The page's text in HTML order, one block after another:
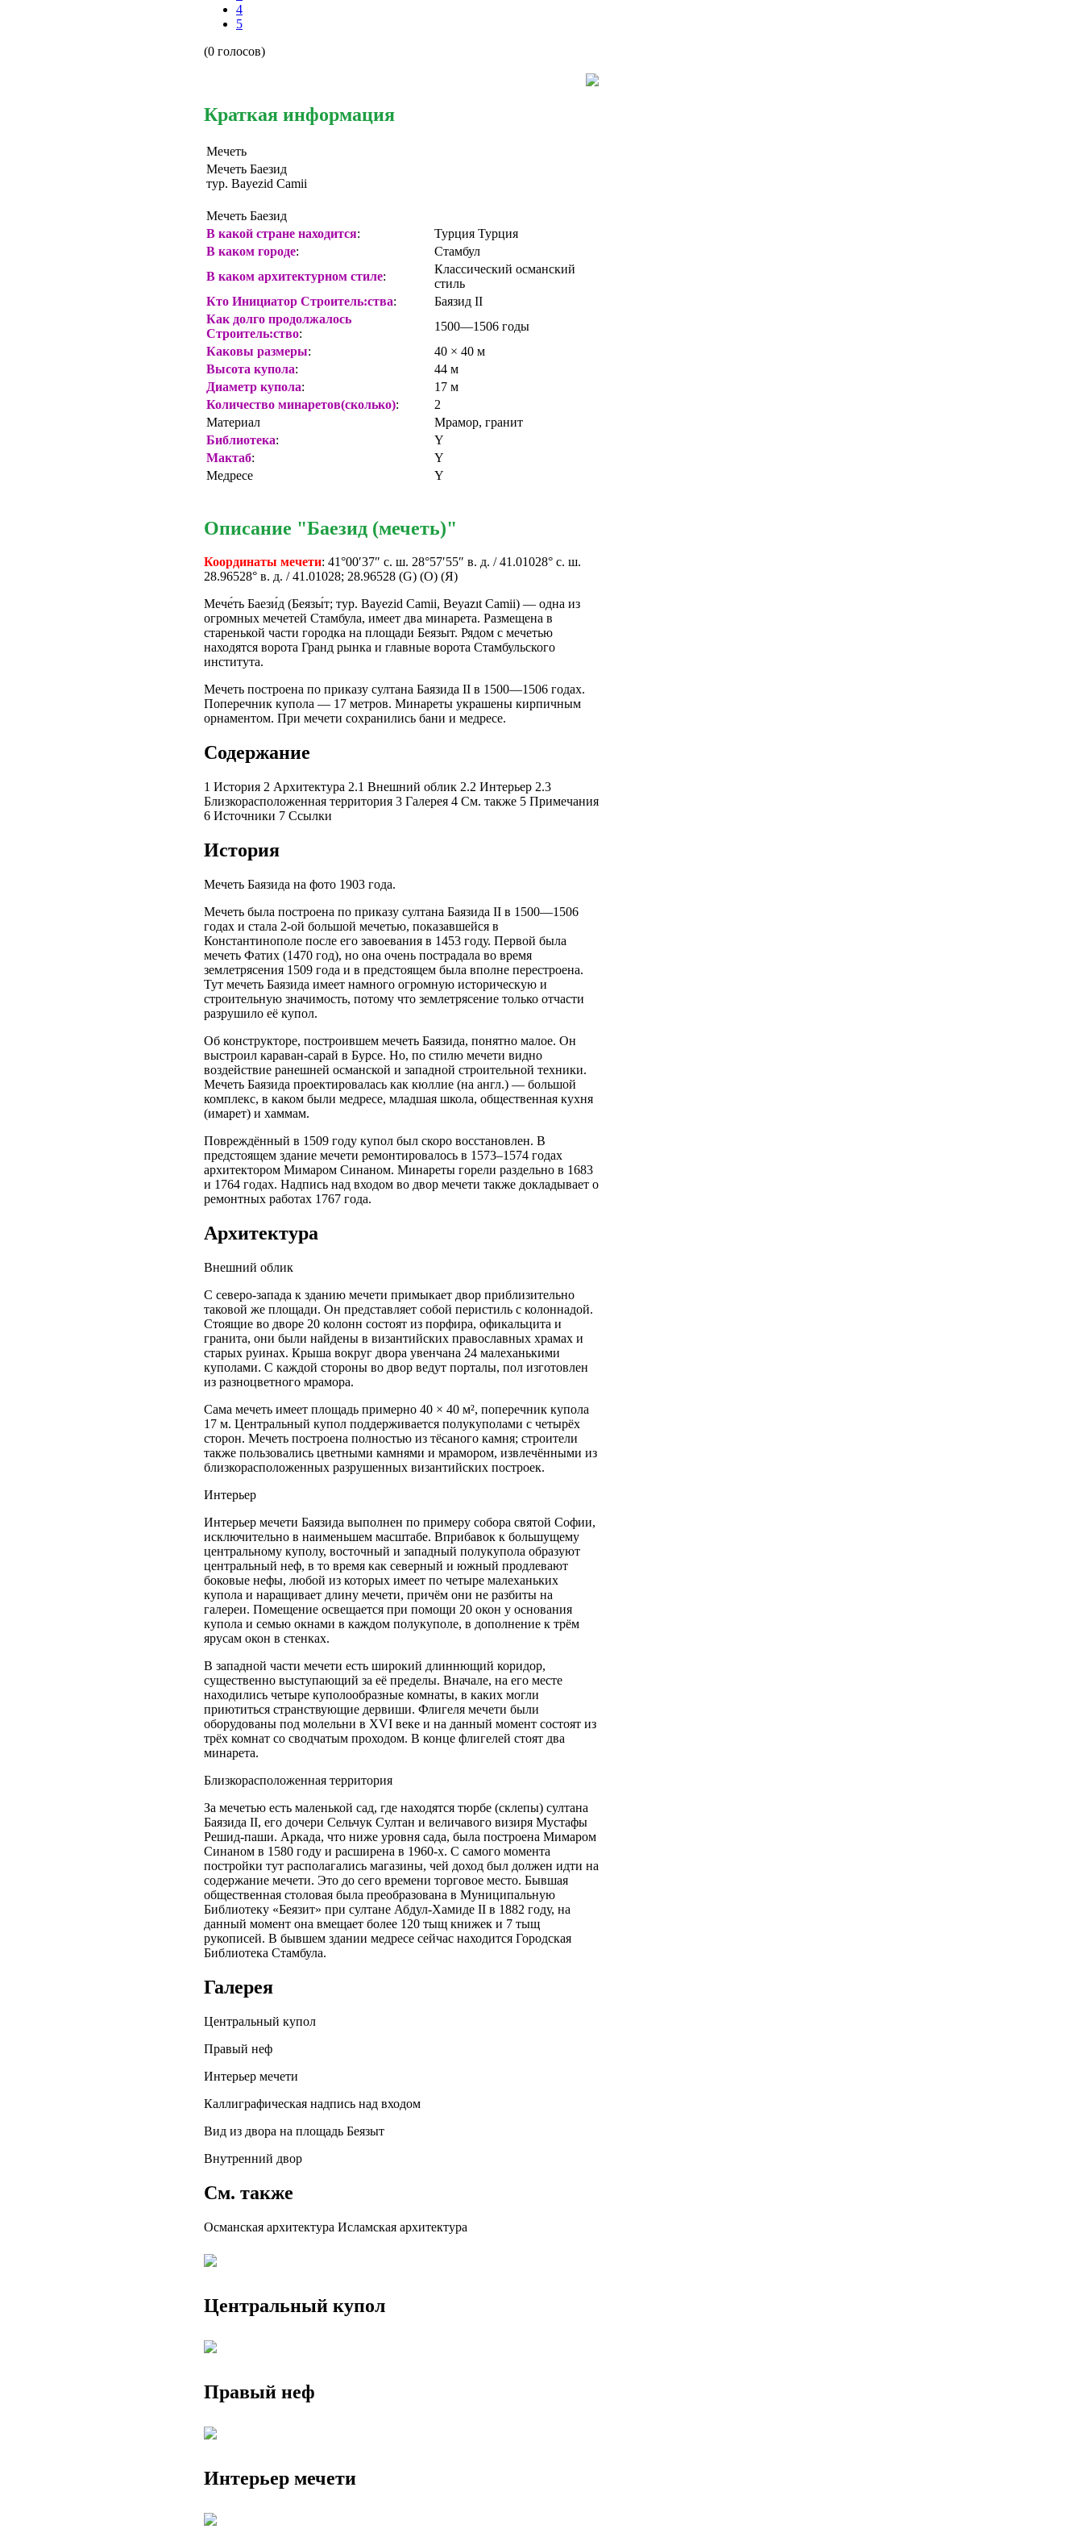
4
5
(0 голосов)
Краткая информация
Мечеть
Мечеть Баезид
тур. Bayezid Camii
Мечеть Баезид
В какой стране находится:
Турция Турция
В каком городе:
Стамбул
В каком архитектурном стиле:
Классический османский
стиль
Кто Инициатор Строитель:ства:
Баязид II
Как долго продолжалось
Строитель:ство:
1500—1506 годы
Каковы размеры:
40 × 40 м
Высота купола:
44 м
Диаметр купола:
17 м
Количество минаретов(сколько):
2
Материал
Мрамор, гранит
Библиотека:
Y
Мактаб:
Y
Медресе
Y
Описание "Баезид (мечеть)"
Координаты мечети: 41°00′37″ с. ш. 28°57′55″ в. д. / 41.01028° с. ш.
28.96528° в. д. / 41.01028; 28.96528 (G) (O) (Я)
Мече́ть Баези́д (Беязы́т; тур. Bayezid Camii, Beyazıt Camii) — одна из
огромных мечетей Стамбула, имеет два минарета. Размещена в
старенькой части городка на площади Беязыт. Рядом с мечетью
находятся ворота Гранд рынка и главные ворота Стамбульского
института.
Мечеть построена по приказу султана Баязида II в 1500—1506 годах.
Поперечник купола — 17 метров. Минареты украшены кирпичным
орнаментом. При мечети сохранились бани и медресе.
Содержание
1 История 2 Архитектура 2.1 Внешний облик 2.2 Интерьер 2.3
Близкорасположенная территория 3 Галерея 4 См. также 5 Примечания
6 Источники 7 Ссылки
История
Мечеть Баязида на фото 1903 года.
Мечеть была построена по приказу султана Баязида II в 1500—1506
годах и стала 2-ой большой мечетью, показавшейся в
Константинополе после его завоевания в 1453 году. Первой была
мечеть Фатих (1470 год), но она очень пострадала во время
землетрясения 1509 года и в предстоящем была вполне перестроена.
Тут мечеть Баязида имеет намного огромную историческую и
строительную значимость, потому что землетрясение только отчасти
разрушило её купол.
Об конструкторе, построившем мечеть Баязида, понятно малое. Он
выстроил караван-сарай в Бурсе. Но, по стилю мечети видно
воздействие ранешней османской и западной строительной техники.
Мечеть Баязида проектировалась как кюллие (на англ.) — большой
комплекс, в каком были медресе, младшая школа, общественная кухня
(имарет) и хаммам.
Повреждённый в 1509 году купол был скоро восстановлен. В
предстоящем здание мечети ремонтировалось в 1573–1574 годах
архитектором Мимаром Синаном. Минареты горели раздельно в 1683
и 1764 годах. Надпись над входом во двор мечети также докладывает о
ремонтных работах 1767 года.
Архитектура
Внешний облик
С северо-запада к зданию мечети примыкает двор приблизительно
таковой же площади. Он представляет собой перистиль с колоннадой.
Стоящие во дворе 20 колонн состоят из порфира, офикальцита и
гранита, они были найдены в византийских православных храмах и
старых руинах. Крыша вокруг двора увенчана 24 малеханькими
куполами. С каждой стороны во двор ведут порталы, пол изготовлен
из разноцветного мрамора.
Сама мечеть имеет площадь примерно 40 × 40 м², поперечник купола
17 м. Центральный купол поддерживается полукуполами с четырёх
сторон. Мечеть построена полностью из тёсаного камня; строители
также пользовались цветными камнями и мрамором, извлечёнными из
близкорасположенных разрушенных византийских построек.
Интерьер
Интерьер мечети Баязида выполнен по примеру собора святой Софии,
исключительно в наименьшем масштабе. Вприбавок к большущему
центральному куполу, восточный и западный полукупола образуют
центральный неф, в то время как северный и южный продлевают
боковые нефы, любой из которых имеет по четыре малеханьких
купола и наращивает длину мечети, причём они не разбиты на
галереи. Помещение освещается при помощи 20 окон у основания
купола и семью окнами в каждом полукуполе, в дополнение к трём
ярусам окон в стенках.
В западной части мечети есть широкий длиннющий коридор,
существенно выступающий за её пределы. Вначале, на его месте
находились четыре куполообразные комнаты, в каких могли
приютиться странствующие дервиши. Флигеля мечети были
оборудованы под молельни в XVI веке и на данный момент состоят из
трёх комнат со сводчатым проходом. В конце флигелей стоят два
минарета.
Близкорасположенная территория
За мечетью есть маленькой сад, где находятся тюрбе (склепы) султана
Баязида II, его дочери Сельчук Султан и величавого визиря Мустафы
Решид-паши. Аркада, что ниже уровня сада, была построена Мимаром
Синаном в 1580 году и расширена в 1960-х. С самого момента
постройки тут располагались магазины, чей доход был должен идти на
содержание мечети. Это до сего времени торговое место. Бывшая
общественная столовая была преобразована в Муниципальную
Библиотеку «Беязит» при султане Абдул-Хамиде II в 1882 году, на
данный момент она вмещает более 120 тыщ книжек и 7 тыщ
рукописей. В бывшем здании медресе сейчас находится Городская
Библиотека Стамбула.
Галерея
Центральный купол
Правый неф
Интерьер мечети
Каллиграфическая надпись над входом
Вид из двора на площадь Беязыт
Внутренний двор
См. также
Османская архитектура Исламская архитектура
Центральный купол
Правый неф
Интерьер мечети